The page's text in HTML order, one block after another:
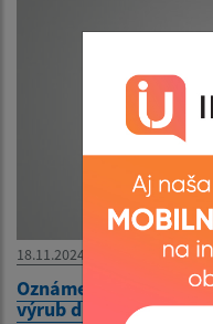
18.11.2024
Oznámenie o začatí
výrub drevín